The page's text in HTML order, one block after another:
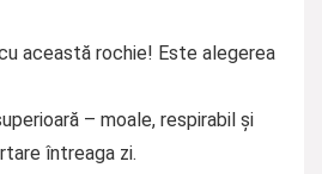
această rochie! Este alegerea
– moale, respirabil și
întreaga zi.